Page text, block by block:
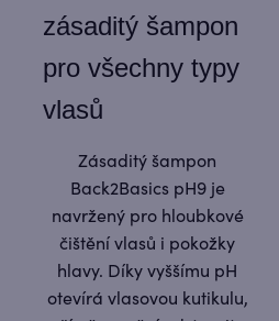
zásaditý šampon
pro všechny typy
vlasů
Zásaditý šampon
Back2Basics pH9 je
navržený pro hloubkové
čištění vlasů i pokožky
hlavy. Díky vyššímu pH
otevírá vlasovou kutikulu,